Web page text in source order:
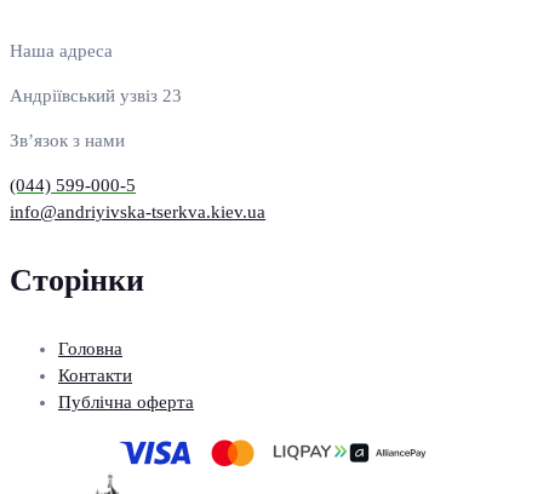
Наша адреса
Андріївський узвіз 23
Зв’язок з нами
(044) 599-000-5
info@andriyivska-tserkva.kiev.ua
Сторінки
Головна
Контакти
Публічна оферта